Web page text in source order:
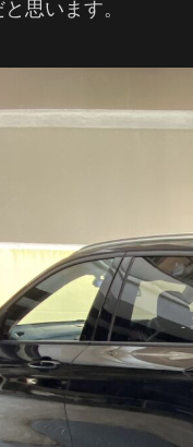
思います。